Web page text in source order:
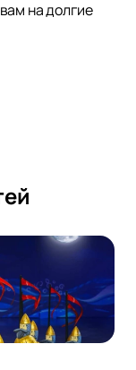
на долгие